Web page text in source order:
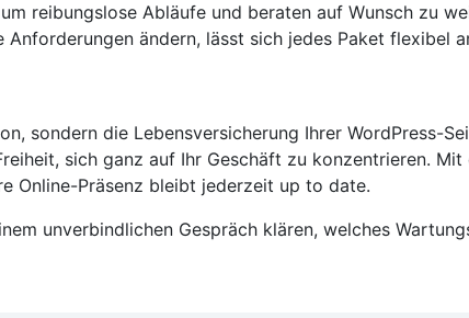
reibungslose Abläufe und beraten auf Wunsch zu
ändern, lässt sich jedes Paket flexibel
sondern die Lebens­versicherung Ihrer WordPress-
sich ganz auf Ihr Geschäft zu konzentrieren.
Online-Präsenz bleibt jederzeit up to date.
unverbindlichen Gespräch klären, welches